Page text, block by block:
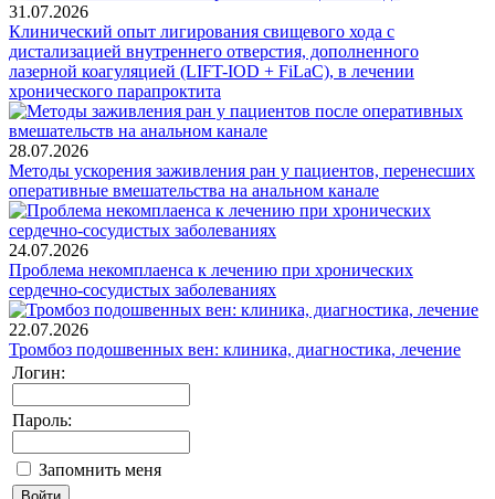
31.07.2026
Клинический опыт лигирования свищевого хода с
дистализацией внутреннего отверстия, дополненного
лазерной коагуляцией (LIFT-IOD + FiLaC), в лечении
хронического парапроктита
28.07.2026
Методы ускорения заживления ран у пациентов, перенесших
оперативные вмешательства на анальном канале
24.07.2026
Проблема некомплаенса к лечению при хронических
сердечно-сосудистых заболеваниях
22.07.2026
Тромбоз подошвенных вен: клиника, диагностика, лечение
Логин:
Пароль:
Запомнить меня